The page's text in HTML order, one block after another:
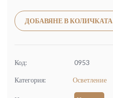
ДОБАВЯНЕ В КОЛИЧКАТА
Код: 0953
Категория: Осветление